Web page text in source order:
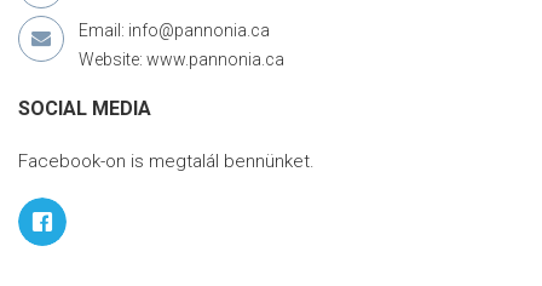
Email: info@pannonia.ca
Website: www.pannonia.ca
SOCIAL MEDIA
Facebook-on is megtalál bennünket.